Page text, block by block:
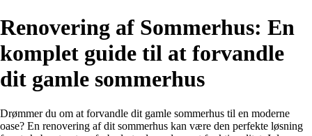
Renovering af Sommerhus: En
komplet guide til at forvandle
dit gamle sommerhus
Drømmer du om at forvandle dit gamle sommerhus til en moderne
oase? En renovering af dit sommerhus kan være den perfekte løsning